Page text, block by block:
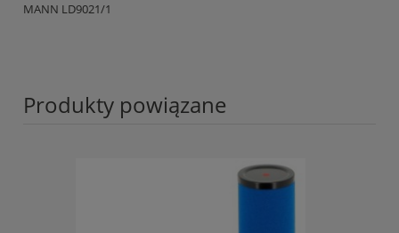
MANN LD9021/1
Produkty powiązane